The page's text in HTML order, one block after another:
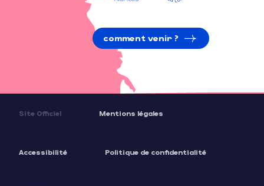
comment venir ?
Site Officiel Mentions légales
Accessibilité Politique de confidentialité